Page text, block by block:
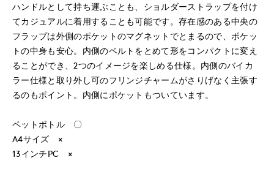
ハンドルとして持ち運ぶことも、ショルダーストラップを付け
てカジュアルに着用することも可能です。存在感のある中央の
フラップは外側のポケットのマグネットでとまるので、ポケッ
トの中身も安心。内側のベルトをとめて形をコンパクトに変え
ることができ、2つのイメージを楽しめる仕様。内側のバイカ
ラー仕様と取り外し可のフリンジチャームがさりげなく主張す
るのもポイント。内側にポケットもついています。
ペットボトル 〇
A4サイズ ×
13インチPC ×